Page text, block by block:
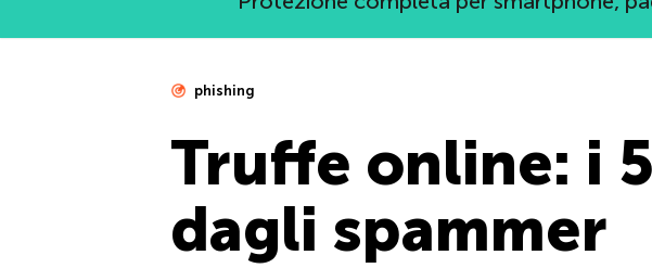
phishing
Truffe online: i
dagli spammer